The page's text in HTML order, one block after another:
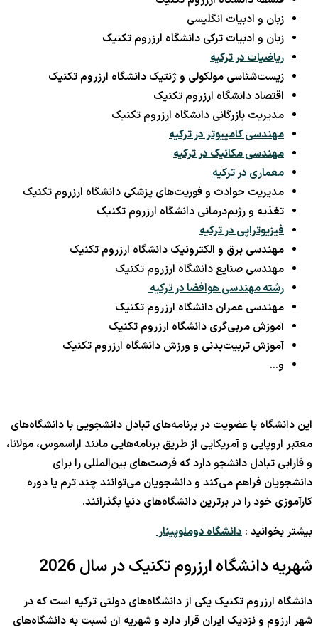
زبان و ادبیات انگلیسی
زبان و ادبیات ترکی دانشگاه ارزروم تکنیک
ریاضیات در ترکیه
زیست‌شناسی مولکولی و ژنتیک دانشگاه ارزروم تکنیک
اقتصاد دانشگاه ارزروم تکنیک
مدیریت بازرگانی دانشگاه ارزروم تکنیک
مهندسی کامپیوتر در ترکیه
مهندسی مکانیک در ترکیه
معماری در ترکیه
مدیریت حوادث و فوریت‌های پزشکی دانشگاه ارزروم تکنیک
تغذیه و رژیم‌درمانی دانشگاه ارزروم تکنیک
فیزیوتراپی در ترکیه
مهندسی برق و الکترونیک دانشگاه ارزروم تکنیک
مهندسی صنایع دانشگاه ارزروم تکنیک
رشته مهندسی هوافضا در ترکیه
مهندسی عمران دانشگاه ارزروم تکنیک
آموزش مربی‌گری دانشگاه ارزروم تکنیک
آموزش تربیت‌بدنی و ورزش دانشگاه ارزروم تکنیک
و…
این دانشگاه با عضویت در برنامه‌های تبادل دانشجویی با دانشگاه‌های
معتبر اروپایی و آمریکایی از طریق برنامه‌هایی مانند اراسموس، مولانا،
و فارابی تبادل دانشجو دارد که فرصت‌های بین‌المللی را برای
دانشجویان فراهم می‌کند و دانشجویان می‌توانند چند ترم یا دوره
کارآموزی خود را در برترین دانشگاه‌های دنیا بگذرانند.
بیشتر بخوانید : دانشگاه دوملوپینار
شهریه دانشگاه ارزروم تکنیک در سال 2026
دانشگاه ارزروم تکنیک یکی از دانشگاه‌های دولتی ترکیه است که در
شهر ارزوم و نزدیک ایران قرار دارد و شهریه آن نسبت به دانشگاه‌های